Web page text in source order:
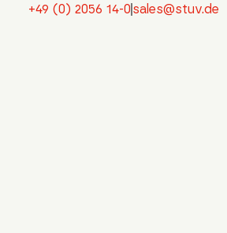
+49 (0) 2056 14-0 sales@stuv.de